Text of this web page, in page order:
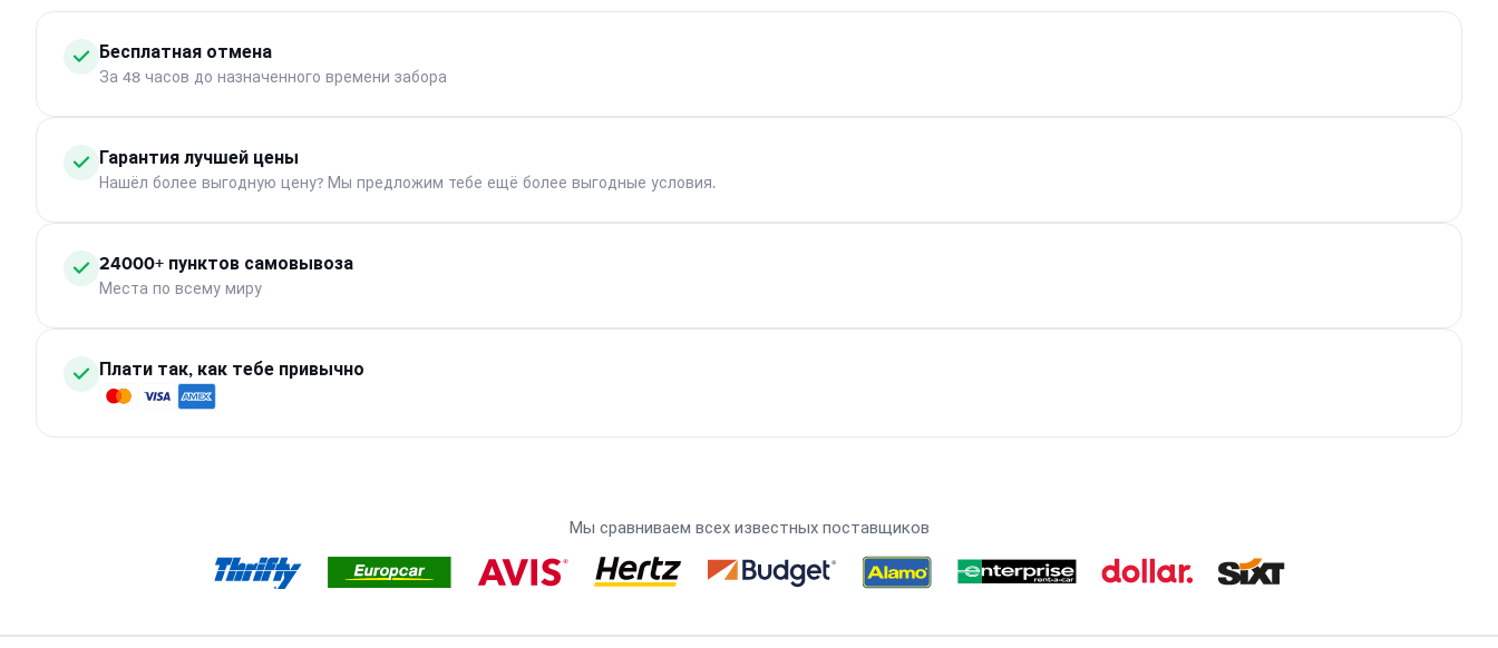
Бесплатная отмена
За 48 часов до назначенного времени забора
Гарантия лучшей цены
Нашёл более выгодную цену? Мы предложим тебе ещё более выгодные условия.
24000+ пунктов самовывоза
Места по всему миру
Плати так, как тебе привычно
Мы сравниваем всех известных поставщиков